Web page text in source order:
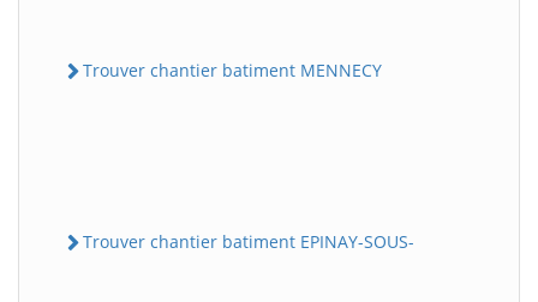
Trouver chantier batiment MENNECY
Trouver chantier batiment EPINAY-SOUS-